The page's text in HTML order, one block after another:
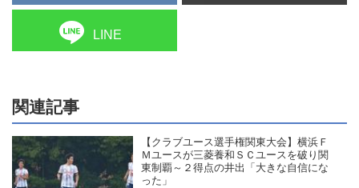
LINE
関連記事
【クラブユース選手権関東大会】横浜Ｆ
Ｍユースが三菱養和ＳＣユースを破り関
東制覇～２得点の井出「大きな自信にな
った」